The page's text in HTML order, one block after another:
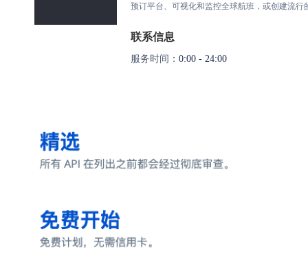
预订平台、可视化和监控全球航班，或创建流行
联系信息
服务时间： 0:00 - 24:00